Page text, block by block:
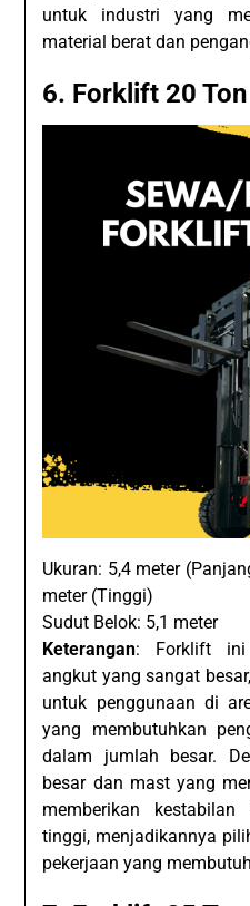
untuk industri yang
material berat dan
6. Forklift 20 Ton
Ukuran: 5,4 meter
meter (Tinggi)
Sudut Belok: 5,1 meter
Keterangan: Forklift ini
angkut yang sangat
untuk penggunaan di
yang membutuhkan
dalam jumlah besar.
besar dan mast yang
memberikan
tinggi, menjadikannya
pekerjaan yang